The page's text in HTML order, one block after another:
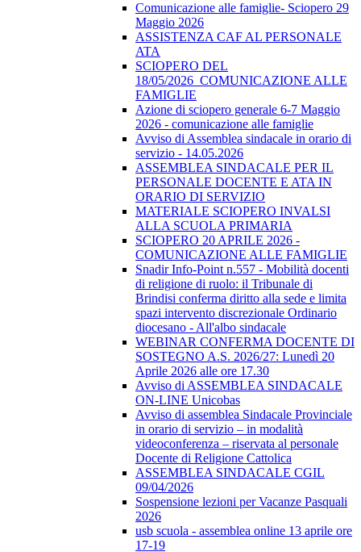
Comunicazione alle famiglie- Sciopero 29
Maggio 2026
ASSISTENZA CAF AL PERSONALE
ATA
SCIOPERO DEL
18/05/2026_COMUNICAZIONE ALLE
FAMIGLIE
Azione di sciopero generale 6-7 Maggio
2026 - comunicazione alle famiglie
Avviso di Assemblea sindacale in orario di
servizio - 14.05.2026
ASSEMBLEA SINDACALE PER IL
PERSONALE DOCENTE E ATA IN
ORARIO DI SERVIZIO
MATERIALE SCIOPERO INVALSI
ALLA SCUOLA PRIMARIA
SCIOPERO 20 APRILE 2026 -
COMUNICAZIONE ALLE FAMIGLIE
Snadir Info-Point n.557 - Mobilità docenti
di religione di ruolo: il Tribunale di
Brindisi conferma diritto alla sede e limita
spazi intervento discrezionale Ordinario
diocesano - All'albo sindacale
WEBINAR CONFERMA DOCENTE DI
SOSTEGNO A.S. 2026/27: Lunedì 20
Aprile 2026 alle ore 17.30
Avviso di ASSEMBLEA SINDACALE
ON-LINE Unicobas
Avviso di assemblea Sindacale Provinciale
in orario di servizio – in modalità
videoconferenza – riservata al personale
Docente di Religione Cattolica
ASSEMBLEA SINDACALE CGIL
09/04/2026
Sospensione lezioni per Vacanze Pasquali
2026
usb scuola - assemblea online 13 aprile ore
17-19